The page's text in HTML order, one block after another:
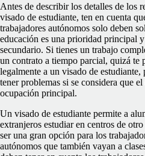
Antes de describir los detalles de los
visado de estudiante, ten en cuenta
trabajadores autónomos solo deben
educación es una prioridad principal
secundario. Si tienes un trabajo
un contrato a tiempo parcial, quizá te
legalmente a un visado de estudiante,
tener problemas si se considera que el
ocupación principal.
Un visado de estudiante permite a
extranjeros estudiar en centros de
ser una gran opción para los
autónomos que también vayan a